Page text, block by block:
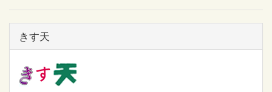
きす天